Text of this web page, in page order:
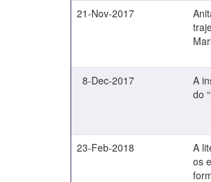
21-Nov-2017
8-Dec-2017
A
do
23-Feb-2018
A
os